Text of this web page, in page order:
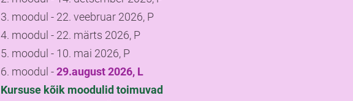
3. moodul - 22. veebruar 2026, P
4. moodul - 22. märts 2026, P
5. moodul - 10. mai 2026, P
6. moodul -29.august 2026, L
Kursuse kõik moodulid toimuvad